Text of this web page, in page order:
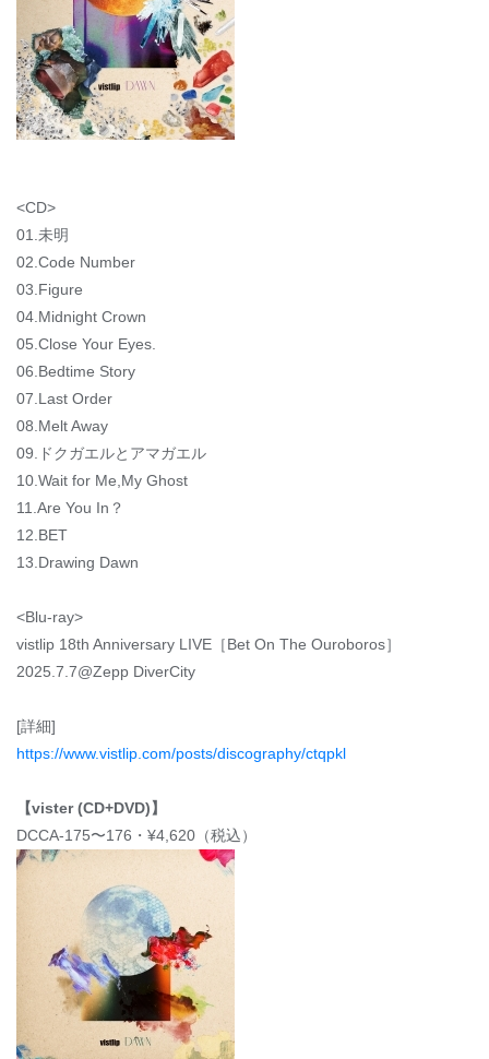
<CD>
01.未明
02.Code Number
03.Figure
04.Midnight Crown
05.Close Your Eyes.
06.Bedtime Story
07.Last Order
08.Melt Away
09.ドクガエルとアマガエル
10.Wait for Me,My Ghost
11.Are You In？
12.BET
13.Drawing Dawn
<Blu-ray>
vistlip 18th Anniversary LIVE［Bet On The Ouroboros］
2025.7.7@Zepp DiverCity
[詳細]
https://www.vistlip.com/posts/discography/ctqpkl
【vister (CD+DVD)】
DCCA-175〜176・¥4,620（税込）